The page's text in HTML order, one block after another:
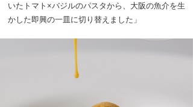
いたトマト×バジルのパスタから、大阪の魚介を生
かした即興の一皿に切り替えました」